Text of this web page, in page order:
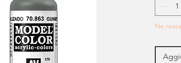
Ne